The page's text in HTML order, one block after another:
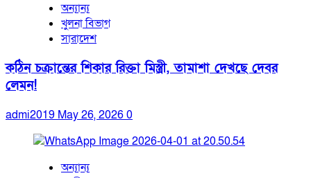
অন্যান্য
খুলনা বিভাগ
সারাদেশ
কঠিন চক্রান্তের শিকার রিক্তা মিস্ত্রী, তামাশা দেখছে দেবর
লেমন!
admi2019 May 26, 20260
অন্যান্য